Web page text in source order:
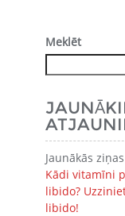
Meklēt
Jaunākās
Kādi vitamīni
libido?
libido!